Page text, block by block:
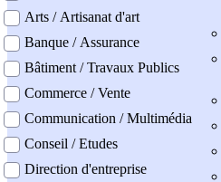
Arts / Artisanat d'art
Banque / Assurance
Bâtiment / Travaux Publics
Commerce / Vente
Communication / Multimédia
Conseil / Etudes
Direction d'entreprise